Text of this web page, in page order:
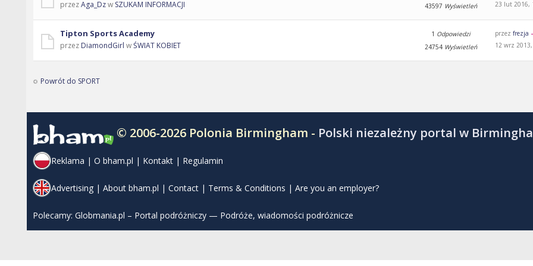
przezAga_Dzw SZUKAM INFORMACJI
43597 Wyświetleń
23 lut 2016,
Tipton Sports Academy
przez DiamondGirl wŚWIAT KOBIET
1 Odpowiedzi
24754 Wyświetleń
przezfrezja
12 wrz
Powrót do SPORT
© 2006-2026 Polonia Birmingham - Polski niezależny portal w
Reklama | O bham.pl | Kontakt | Regulamin
Advertising | About bham.pl | Contact | Terms & Conditions | Are you an employer?
Polecamy: Globmania.pl – Portal podróżniczy — Podróże, wiadomości podróżnicze